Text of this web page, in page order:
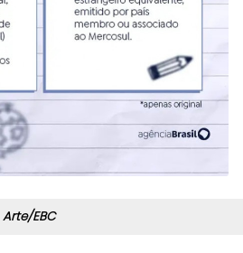
Arte/EBC